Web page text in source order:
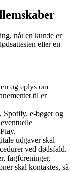
når en kunde er
eller en
og oplys om
til en
Spotify, e-bøger og
udgaver skal
ved dødsfald.
fagforeninger,
skal kontaktes, så